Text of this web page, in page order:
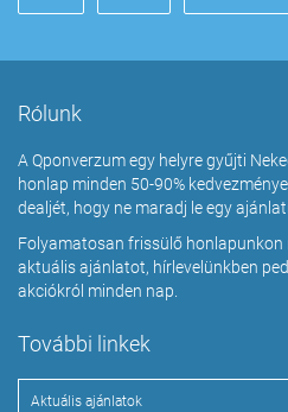
Rólunk
A Qponverzum egy helyre gyűjti
honlap minden 50-90%
dealjét, hogy ne maradj le egy
Folyamatosan frissülő
aktuális ajánlatot, hírlevelünkben
akciókról minden nap.
További linkek
Aktuális ajánlatok